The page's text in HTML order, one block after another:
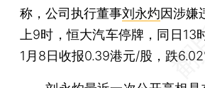
称，公司执行董事刘永灼因涉嫌
上9时，恒大汽车停牌，同日13
1月8日收报0.39港元/股，跌